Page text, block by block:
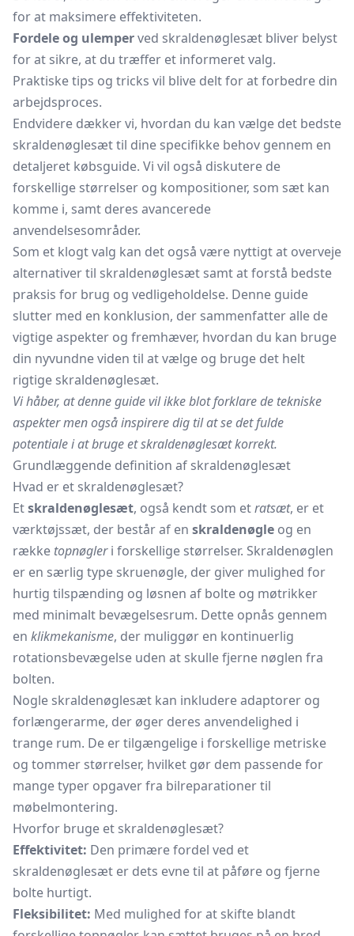
for at maksimere effektiviteten.
Fordele og ulemperved skraldenøglesæt bliver belyst
for at sikre, at du træffer et informeret valg.
Praktiske tips og tricks vil blive delt for at forbedre din
arbejdsproces.
Endvidere dækker vi, hvordan du kan vælge det bedste
skraldenøglesæt til dine specifikke behov gennem en
detaljeret købsguide. Vi vil også diskutere de
forskellige størrelser og kompositioner, som sæt kan
komme i, samt deres avancerede
anvendelsesområder.
Som et klogt valg kan det også være nyttigt at overveje
alternativer til skraldenøglesæt samt at forstå bedste
praksis for brug og vedligeholdelse. Denne guide
slutter med en konklusion, der sammenfatter alle de
vigtige aspekter og fremhæver, hvordan du kan bruge
din nyvundne viden til at vælge og bruge det helt
rigtige skraldenøglesæt.
Vi håber, at denne guide vil ikke blot forklare de tekniske
aspekter men også inspirere dig til at se det fulde
potentiale i at bruge et skraldenøglesæt korrekt.
Grundlæggende definition af skraldenøglesæt
Hvad er et skraldenøglesæt?
Etskraldenøglesæt, også kendt som etratsæt, er et
værktøjssæt, der består af en skraldenøgle og en
række topnøgleri forskellige størrelser. Skraldenøglen
er en særlig type skruenøgle, der giver mulighed for
hurtig tilspænding og løsnen af bolte og møtrikker
med minimalt bevægelsesrum. Dette opnås gennem
en klikmekanisme, der muliggør en kontinuerlig
rotationsbevægelse uden at skulle fjerne nøglen fra
bolten.
Nogle skraldenøglesæt kan inkludere adaptorer og
forlængerarme, der øger deres anvendelighed i
trange rum. De er tilgængelige i forskellige metriske
og tommer størrelser, hvilket gør dem passende for
mange typer opgaver fra bilreparationer til
møbelmontering.
Hvorfor bruge et skraldenøglesæt?
Effektivitet: Den primære fordel ved et
skraldenøglesæt er dets evne til at påføre og fjerne
bolte hurtigt.
Fleksibilitet: Med mulighed for at skifte blandt